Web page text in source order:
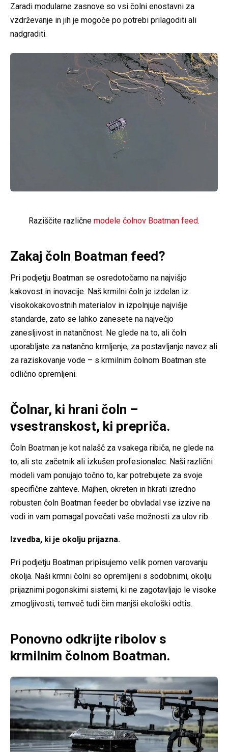
Zaradi modularne zasnove so vsi čolni enostavni za
vzdrževanje in jih je mogoče po potrebi prilagoditi ali
nadgraditi.
Raziščite različne modele čolnov Boatman feed.
Zakaj čoln Boatman feed?
Pri podjetju Boatman se osredotočamo na najvišjo
kakovost in inovacije. Naš krmilni čoln je izdelan iz
visokokakovostnih materialov in izpolnjuje najvišje
standarde, zato se lahko zanesete na največjo
zanesljivost in natančnost. Ne glede na to, ali čoln
uporabljate za natančno krmljenje, za postavljanje navez ali
za raziskovanje vode – s krmilnim čolnom Boatman ste
odlično opremljeni.
Čolnar, ki hrani čoln –
vsestranskost, ki prepriča.
Čoln Boatman je kot nalašč za vsakega ribiča, ne glede na
to, ali ste začetnik ali izkušen profesionalec. Naši različni
modeli vam ponujajo točno to, kar potrebujete za svoje
specifične zahteve. Majhen, okreten in hkrati izredno
robusten čoln Boatman feeder bo obvladal vse izzive na
vodi in vam pomagal povečati vaše možnosti za ulov rib.
Izvedba, ki je okolju prijazna.
Pri podjetju Boatman pripisujemo velik pomen varovanju
okolja. Naši krmni čolni so opremljeni s sodobnimi, okolju
prijaznimi pogonskimi sistemi, ki ne zagotavljajo le visoke
zmogljivosti, temveč tudi čim manjši ekološki odtis.
Ponovno odkrijte ribolov s
krmilnim čolnom Boatman.